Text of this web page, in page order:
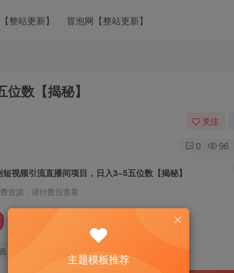
整站更新】 冒泡网【整站更新】
数【揭秘】
关注
0 96
视频引流直播间项目，日入3~5五位数【揭秘】
资源，请付费后查看
主题模板推荐